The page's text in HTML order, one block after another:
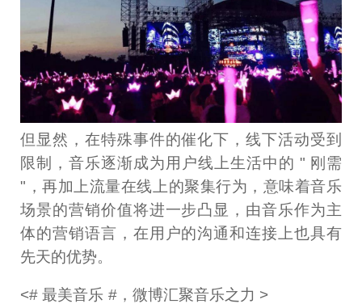
但显然，在特殊事件的催化下，线下活动受到
限制，音乐逐渐成为用户线上生活中的 " 刚需
"，再加上流量在线上的聚集行为，意味着音乐
场景的营销价值将进一步凸显，由音乐作为主
体的营销语言，在用户的沟通和连接上也具有
先天的优势。
<# 最美音乐 #，微博汇聚音乐之力 >